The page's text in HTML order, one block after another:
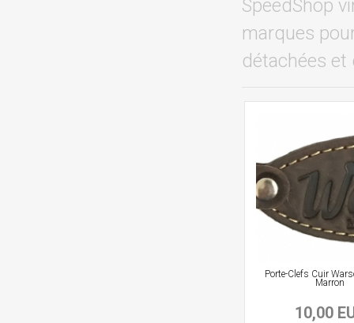
SpeedShop
marques
détachées et
Porte-Clefs Cuir
Marron
10,00